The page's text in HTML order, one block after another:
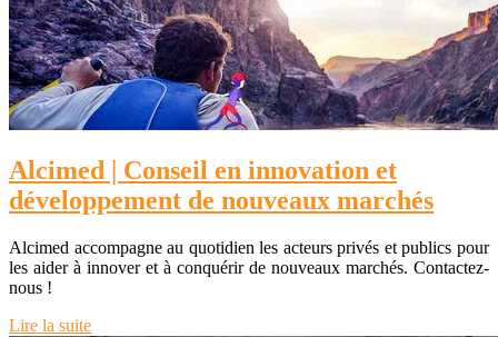
Alcimed | Conseil en innovation et
développement de nouveaux marchés
Alcimed accompagne au quotidien les acteurs privés et publics pour
les aider à innover et à conquérir de nouveaux marchés. Contactez-
nous !
Lire la suite